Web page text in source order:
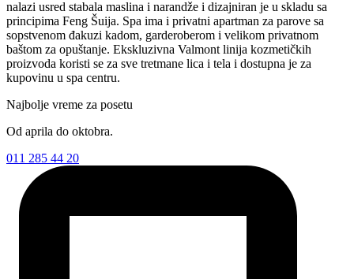
nalazi usred stabala maslina i narandže i dizajniran je u skladu sa
principima Feng Šuija. Spa ima i privatni apartman za parove sa
sopstvenom đakuzi kadom, garderoberom i velikom privatnom
baštom za opuštanje. Ekskluzivna Valmont linija kozmetičkih
proizvoda koristi se za sve tretmane lica i tela i dostupna je za
kupovinu u spa centru.
Najbolje vreme za posetu
Od aprila do oktobra.
011 285 44 20